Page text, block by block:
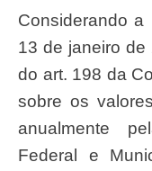
Considerando a Lei Complementar nº 141, de
13 de janeiro de
do art. 198 da
sobre os
anualmente
Federal e